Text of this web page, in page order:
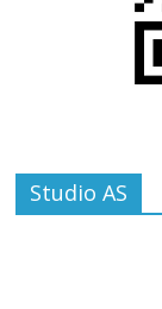
Studio AS